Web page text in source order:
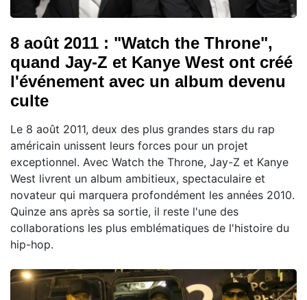
8 août 2011 : "Watch the Throne",
quand Jay-Z et Kanye West ont créé
l'événement avec un album devenu
culte
Le 8 août 2011, deux des plus grandes stars du rap
américain unissent leurs forces pour un projet
exceptionnel. Avec Watch the Throne, Jay-Z et Kanye
West livrent un album ambitieux, spectaculaire et
novateur qui marquera profondément les années 2010.
Quinze ans après sa sortie, il reste l'une des
collaborations les plus emblématiques de l'histoire du
hip-hop.